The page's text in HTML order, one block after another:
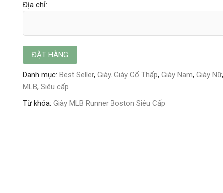
Địa chỉ:
Danh mục: Best Seller, Giày, Giày Cổ Thấp, Giày Nam, Giày Nữ,
MLB, Siêu cấp
Từ khóa: Giày MLB Runner Boston Siêu Cấp